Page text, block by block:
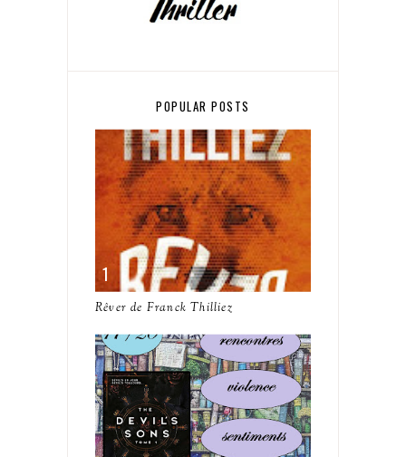
POPULAR POSTS
Rêver de Franck Thilliez